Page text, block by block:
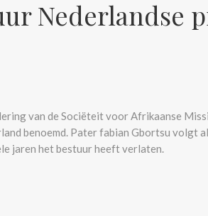
Nederlandse
van de Sociëteit voor Afrikaanse
benoemd. Pater fabian Gbortsu volgt
jaren het bestuur heeft verlaten.